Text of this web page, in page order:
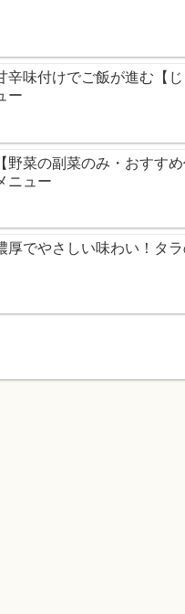
辛味付けでご飯が進む【
ー
【野菜の副菜のみ・おすす
ニュー
厚でやさしい味わい！タ